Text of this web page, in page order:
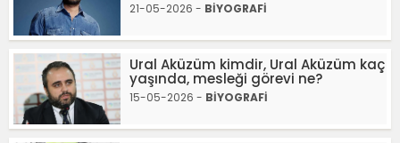
21-05-2026 - BİYOGRAFİ
Ural Aküzüm kimdir, Ural Aküzüm kaç
yaşında, mesleği görevi ne?
15-05-2026 - BİYOGRAFİ